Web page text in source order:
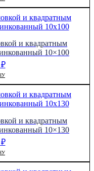
и квадратным
10×100
₽
и квадратным
10×130
₽